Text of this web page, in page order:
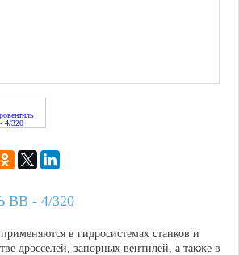
- 4/320
в гидросистемах станков и
дросселей, запорных вентилей, а также в